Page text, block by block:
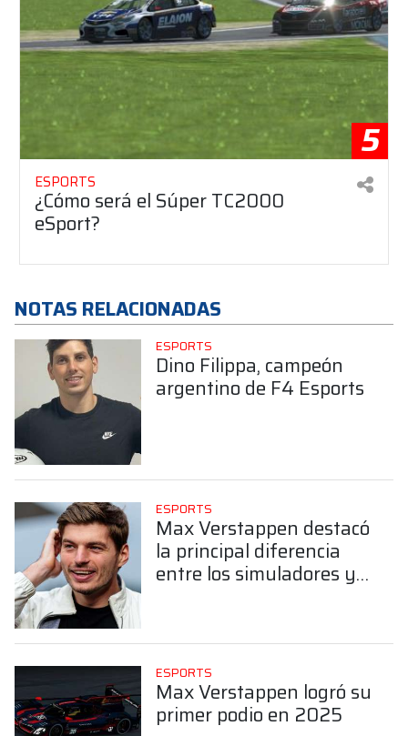
5
ESPORTS
¿Cómo será el Súper TC2000
eSport?
NOTAS RELACIONADAS
ESPORTS
Dino Filippa, campeón
argentino de F4 Esports
ESPORTS
Max Verstappen destacó
la principal diferencia
entre los simuladores y
ESPORTS
Max Verstappen logró su
primer podio en 2025